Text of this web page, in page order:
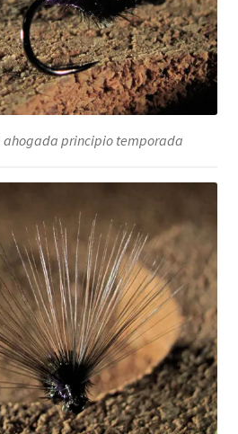
ahogada principio temporada